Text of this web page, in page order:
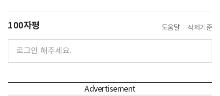
100자평 도움말 삭제기준